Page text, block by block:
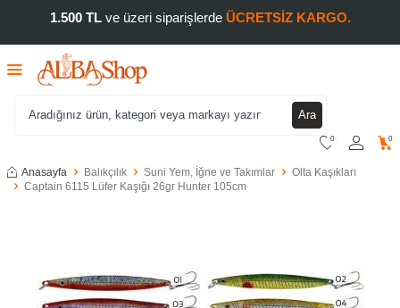
1.500 TLve üzeri siparişlerde ÜCRETSİZ KARGO.
Ara
0 0
Anasayfa Balıkçılık Suni Yem, İğne ve Takımlar
Olta Kaşıkları
Captain 6115 Lüfer Kaşığı 26gr Hunter 105cm